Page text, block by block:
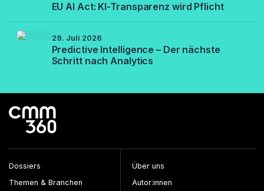
EU AI Act: KI-Transparenz wird Pflicht
29. Juli 2026
Predictive Intelligence – Der nächste
Schritt nach Analytics
Dossiers
Themen & Branchen
Über uns
Autor:innen